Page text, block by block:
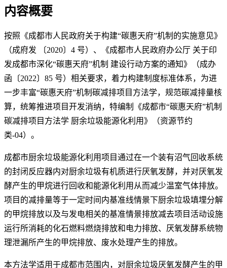
内容概要
按照《成都市人民政府关于构建“碳惠天府”机制的实施意见》
（成府发 〔2020〕4 号）、《成都市人民政府办公厅 关于印
发成都市深化“碳惠天府”机制 建设行动方案的通知》（成办
函〔2022〕85 号）相关要求，着力构建制度标准体系，为进
一步丰富“碳惠天府”机制碳减排项目方法学，规范碳减排量核
算，统筹推进项目开发消纳，特编制《成都市“碳惠天府”机制
碳减排项目方法学 厨余垃圾能源化利用》（资源节约
类-04）。
成都市厨余垃圾能源化利用项目通过在一个装有沼气回收系统
的封闭反应器内对厨余垃圾有机质进行厌氧发酵，并对厌氧发
酵产生的甲烷进行回收和能源化利用从而减少温室气体排放。
项目的减排量等于一定时间内基准线情景下厨余垃圾填埋分解
的甲烷排放以及与发电相关的基准情景排放减去项目活动设施
运行所消耗的化石燃料燃烧排放和电力排放、厌氧发酵系统物
理泄漏所产生的甲烷排放、废水处理产生的排放。
本方法学适用于成都市范围内，对厨余垃圾厌氧发酵产生的甲